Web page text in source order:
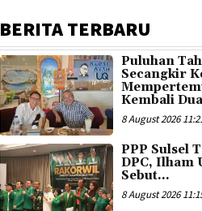
BERITA TERBARU
Puluhan
Secangkir
Kembali
8 August 2026
PPP Sulsel
DPC, Ilham
Sebut...
8 August 2026